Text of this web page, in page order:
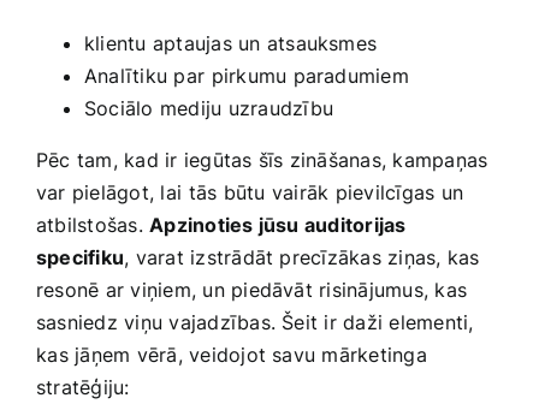
klientu aptaujas un atsauksmes
Analītiku par⁢ pirkumu paradumiem
Sociālo mediju uzraudzību
Pēc tam, kad ir iegūtas ‌šīs zināšanas, kampaņas
var pielāgot, lai ⁢tās ⁤būtu vairāk pievilcīgas un
atbilstošas.Apzinoties jūsu auditorijas
specifiku, varat izstrādāt precīzākas ziņas, kas​
resonē ar viņiem, un piedāvāt risinājumus, kas
sasniedz viņu vajadzības. Šeit ir daži elementi,
⁣kas‌ jāņem vērā, veidojot savu mārketinga
stratēģiju: